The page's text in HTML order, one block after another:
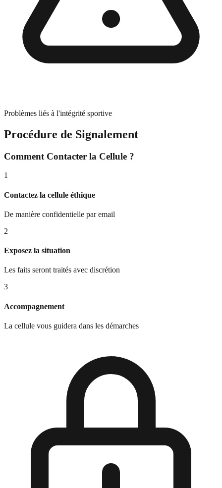
Problèmes liés à l'intégrité sportive
Procédure de Signalement
Comment Contacter la Cellule ?
1
Contactez la cellule éthique
De manière confidentielle par email
2
Exposez la situation
Les faits seront traités avec discrétion
3
Accompagnement
La cellule vous guidera dans les démarches